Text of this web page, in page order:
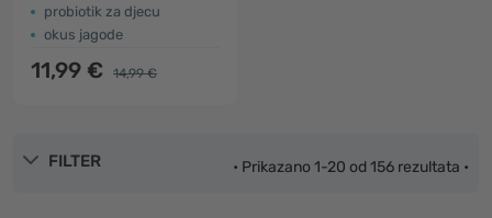
probiotik za djecu
okus jagode
11,99 € 14,99 €
FILTER • Prikazano 1-20 od 156 rezultata •